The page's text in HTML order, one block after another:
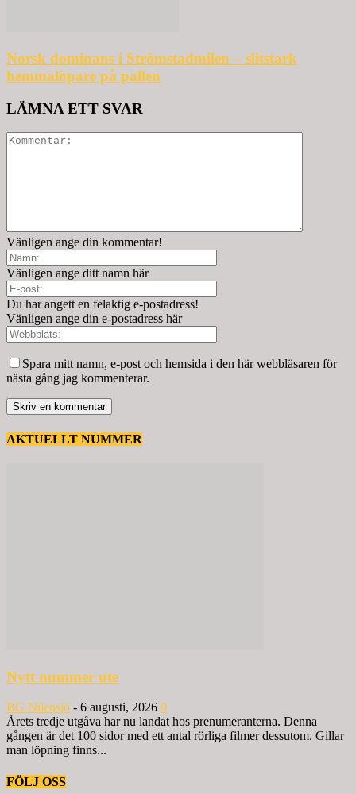
Norsk dominans i Strömstadmilen – slitstark
hemmalöpare på pallen
LÄMNA ETT SVAR
Vänligen ange din kommentar!
Vänligen ange ditt namn här
Du har angett en felaktig e-postadress!
Vänligen ange din e-postadress här
Spara mitt namn, e-post och hemsida i den här webbläsaren för
nästa gång jag kommenterar.
AKTUELLT NUMMER
Nytt nummer ute
BG Nilensjö - 6 augusti, 2026 0
Årets tredje utgåva har nu landat hos prenumeranterna. Denna
gången är det 100 sidor med ett antal rörliga filmer dessutom. Gillar
man löpning finns...
FÖLJ OSS